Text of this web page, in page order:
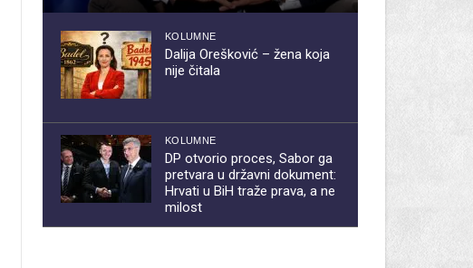
KOLUMNE
Dalija Orešković – žena koja
nije čitala
KOLUMNE
DP otvorio proces, Sabor ga
pretvara u državni dokument:
Hrvati u BiH traže prava, a ne
milost